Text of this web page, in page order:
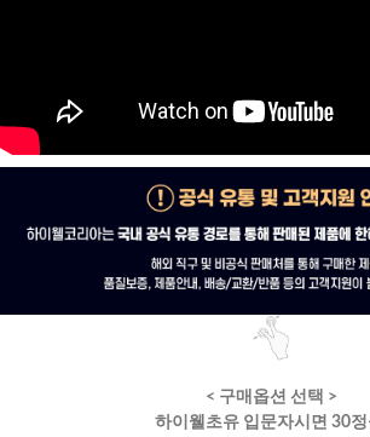
< 구매옵션 선택 >
하이웰초유 입문자시면 30정